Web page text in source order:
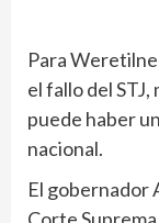
Para
el fallo del
puede haber
nacional.
El gobernador